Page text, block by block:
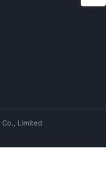
Limited